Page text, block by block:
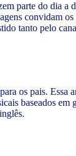
parte do dia a
convidam
tanto pelo
os pais. Essa
baseados em